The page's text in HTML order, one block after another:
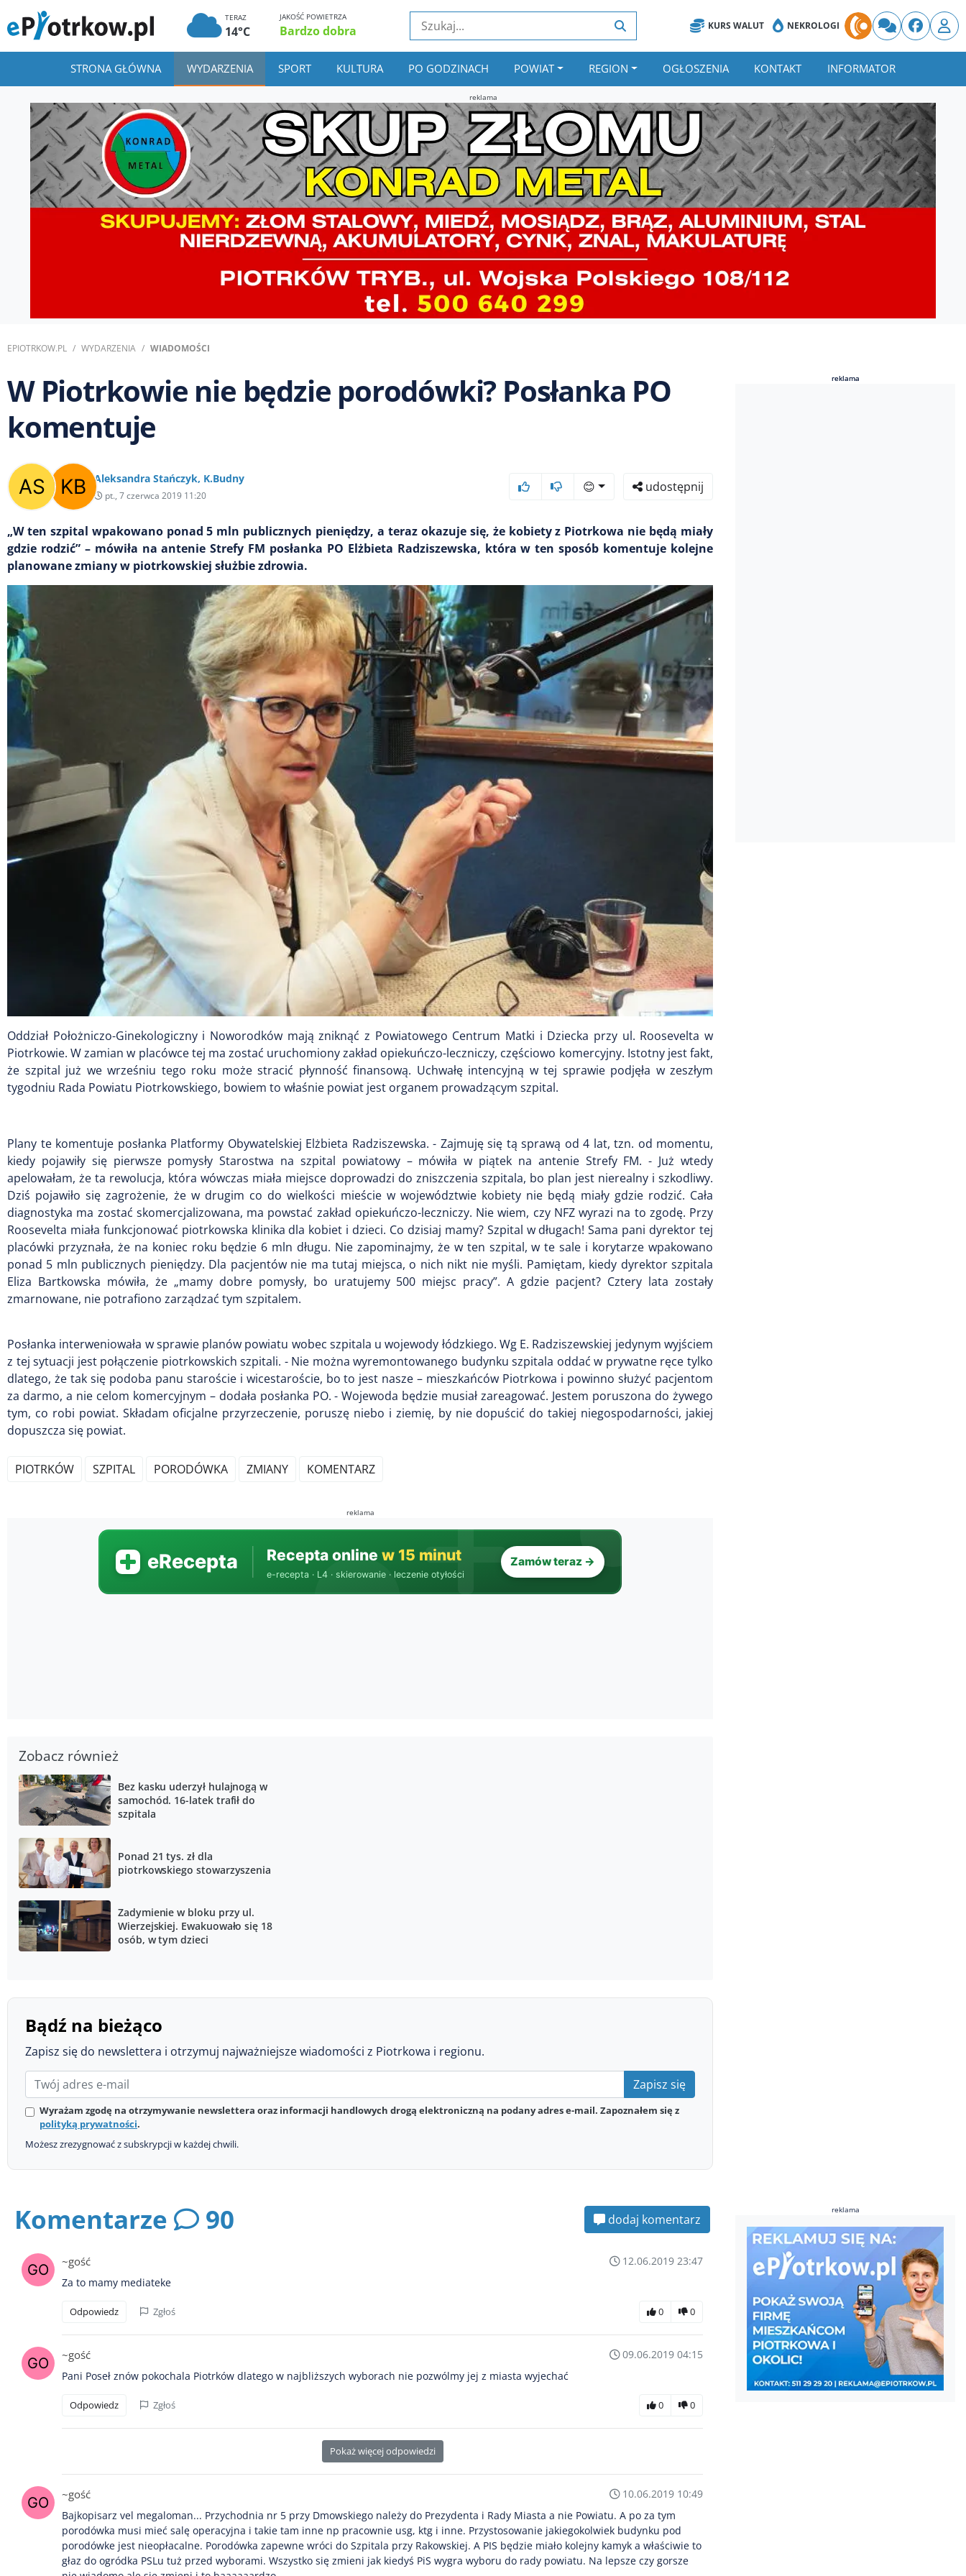
TERAZ
14°C
JAKOŚĆ POWIETRZA
Bardzo dobra KURS WALUT NEKROLOGI
STRONA GŁÓWNA WYDARZENIA SPORT KULTURA PO GODZINACH POWIAT REGION OGŁOSZENIA KONTAKT INFORMATOR
reklama
EPIOTRKOW.PL WYDARZENIA WIADOMOŚCI
W Piotrkowie nie będzie porodówki? Posłanka PO
komentuje
Aleksandra Stańczyk, K.Budny
pt., 7 czerwca 2019 11:20
😊 udostępnij
„W ten szpital wpakowano ponad 5 mln publicznych pieniędzy, a teraz okazuje się, że kobiety z Piotrkowa nie będą miały
gdzie rodzić” – mówiła na antenie Strefy FM posłanka PO Elżbieta Radziszewska, która w ten sposób komentuje kolejne
planowane zmiany w piotrkowskiej służbie zdrowia.
Oddział Położniczo-Ginekologiczny i Noworodków mają zniknąć z Powiatowego Centrum Matki i Dziecka przy ul. Roosevelta w
Piotrkowie. W zamian w placówce tej ma zostać uruchomiony zakład opiekuńczo-leczniczy, częściowo komercyjny. Istotny jest fakt,
że szpital już we wrześniu tego roku może stracić płynność finansową. Uchwałę intencyjną w tej sprawie podjęła w zeszłym
tygodniu Rada Powiatu Piotrkowskiego, bowiem to właśnie powiat jest organem prowadzącym szpital.
Plany te komentuje posłanka Platformy Obywatelskiej Elżbieta Radziszewska. - Zajmuję się tą sprawą od 4 lat, tzn. od momentu,
kiedy pojawiły się pierwsze pomysły Starostwa na szpital powiatowy – mówiła w piątek na antenie Strefy FM. - Już wtedy
apelowałam, że ta rewolucja, która wówczas miała miejsce doprowadzi do zniszczenia szpitala, bo plan jest nierealny i szkodliwy.
Dziś pojawiło się zagrożenie, że w drugim co do wielkości mieście w województwie kobiety nie będą miały gdzie rodzić. Cała
diagnostyka ma zostać skomercjalizowana, ma powstać zakład opiekuńczo-leczniczy. Nie wiem, czy NFZ wyrazi na to zgodę. Przy
Roosevelta miała funkcjonować piotrkowska klinika dla kobiet i dzieci. Co dzisiaj mamy? Szpital w długach! Sama pani dyrektor tej
placówki przyznała, że na koniec roku będzie 6 mln długu. Nie zapominajmy, że w ten szpital, w te sale i korytarze wpakowano
ponad 5 mln publicznych pieniędzy. Dla pacjentów nie ma tutaj miejsca, o nich nikt nie myśli. Pamiętam, kiedy dyrektor szpitala
Eliza Bartkowska mówiła, że „mamy dobre pomysły, bo uratujemy 500 miejsc pracy”. A gdzie pacjent? Cztery lata zostały
zmarnowane, nie potrafiono zarządzać tym szpitalem.
Posłanka interweniowała w sprawie planów powiatu wobec szpitala u wojewody łódzkiego. Wg E. Radziszewskiej jedynym wyjściem
z tej sytuacji jest połączenie piotrkowskich szpitali. - Nie można wyremontowanego budynku szpitala oddać w prywatne ręce tylko
dlatego, że tak się podoba panu staroście i wicestaroście, bo to jest nasze – mieszkańców Piotrkowa i powinno służyć pacjentom
za darmo, a nie celom komercyjnym – dodała posłanka PO. - Wojewoda będzie musiał zareagować. Jestem poruszona do żywego
tym, co robi powiat. Składam oficjalne przyrzeczenie, poruszę niebo i ziemię, by nie dopuścić do takiej niegospodarności, jakiej
dopuszcza się powiat.
PIOTRKÓW SZPITAL PORODÓWKA ZMIANY KOMENTARZ
reklama
Zobacz również
Bez kasku uderzył hulajnogą w
samochód. 16-latek trafił do
szpitala
Ponad 21 tys. zł dla
piotrkowskiego stowarzyszenia
Zadymienie w bloku przy ul.
Wierzejskiej. Ewakuowało się 18
osób, w tym dzieci
Bądź na bieżąco
Zapisz się do newslettera i otrzymuj najważniejsze wiadomości z Piotrkowa i regionu.
Zapisz się
Wyrażam zgodę na otrzymywanie newslettera oraz informacji handlowych drogą elektroniczną na podany adres e-mail. Zapoznałem się z
polityką prywatności.
Możesz zrezygnować z subskrypcji w każdej chwili.
reklama
reklama
Komentarze 90 dodaj komentarz
~gość
12.06.2019 23:47
Za to mamy mediateke
Odpowiedz Zgłoś 0 0
~gość
09.06.2019 04:15
Pani Poseł znów pokochala Piotrków dlatego w najbliższych wyborach nie pozwólmy jej z miasta wyjechać
Odpowiedz Zgłoś 0 0
Pokaż więcej odpowiedzi
~gość
10.06.2019 10:49
Bajkopisarz vel megaloman... Przychodnia nr 5 przy Dmowskiego należy do Prezydenta i Rady Miasta a nie Powiatu. A po za tym
porodówka musi mieć salę operacyjna i takie tam inne np pracownie usg, ktg i inne. Przystosowanie jakiegokolwiek budynku pod
porodówke jest nieopłacalne. Porodówka zapewne wróci do Szpitala przy Rakowskiej. A PIS będzie miało kolejny kamyk a właściwie to
głaz do ogródka PSLu tuż przed wyborami. Wszystko się zmieni jak kiedyś PiS wygra wyboru do rady powiatu. Na lepsze czy gorsze
reklama